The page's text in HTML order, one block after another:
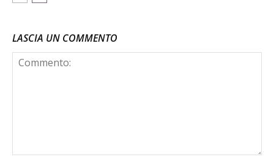
LASCIA UN COMMENTO